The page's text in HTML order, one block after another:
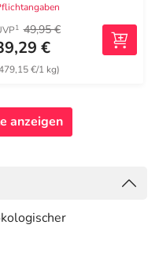
1 49,95 €
€
€/1 kg)
anzeigen